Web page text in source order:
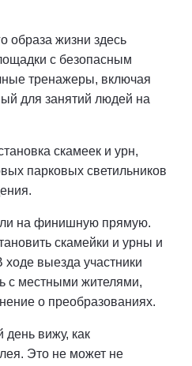
образа жизни здесь
с безопасным
тренажеры, включая
для занятий людей на
скамеек и урн,
парковых светильников
на финишную прямую.
скамейки и урны и
ходе выезда участники
с местными жителями,
о преобразованиях.
вижу, как
Это не может не